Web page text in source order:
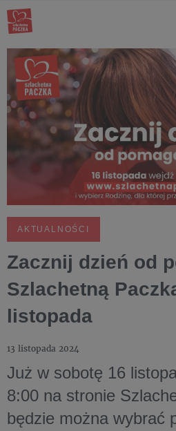
AKTUALNOŚCI
Zacznij dzień od
Szlachetną
listopada
13 listopada 2024
Już w sobotę 16
8:00 na stronie
będzie można wybrać